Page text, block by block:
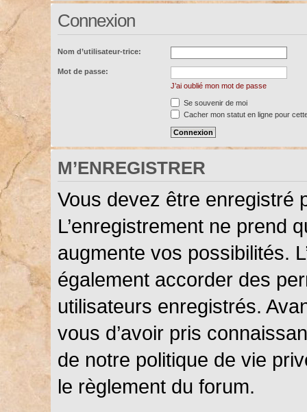
Connexion
Nom d’utilisateur-trice:
Mot de passe:
J’ai oublié mon mot de passe
Se souvenir de moi
Cacher mon statut en ligne pour
M’ENREGISTRER
Vous devez être enregistré
L’enregistrement ne prend
augmente vos possibilités.
également accorder des
utilisateurs enregistrés.
vous d’avoir pris
de notre politique de vie
le règlement du forum.